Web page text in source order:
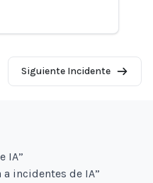
Siguiente Incidente
IA”
incidentes de IA”